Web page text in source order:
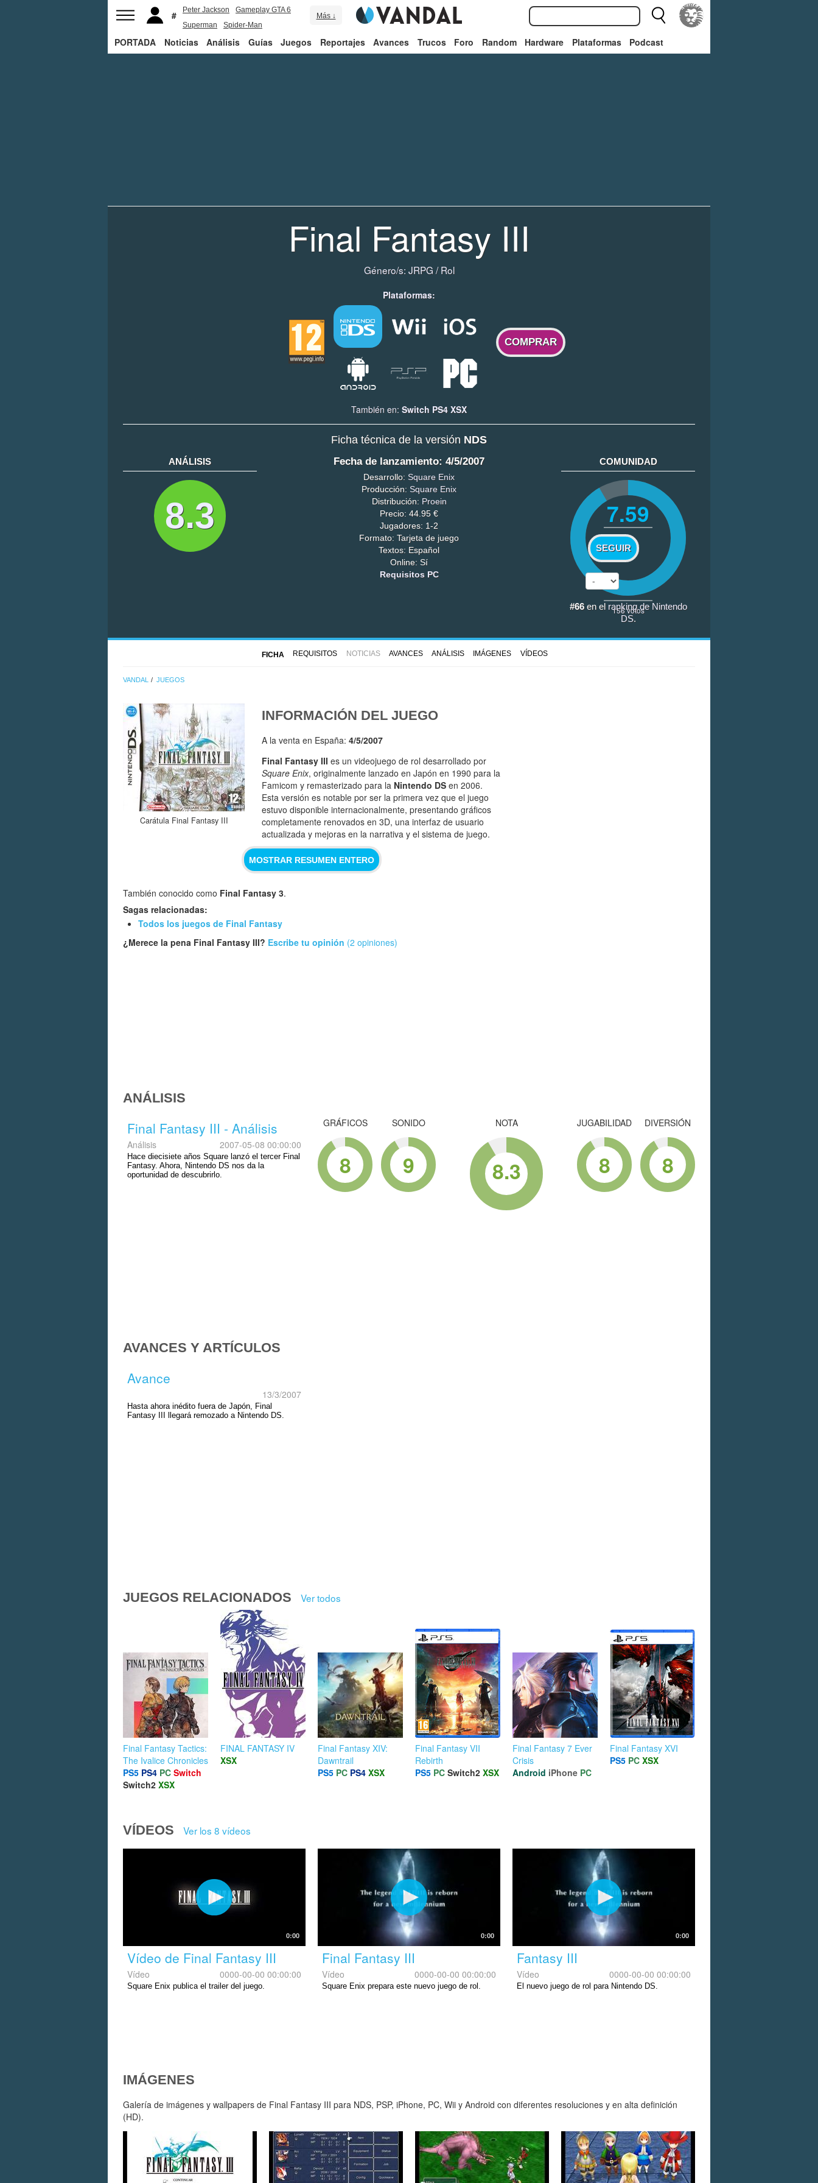
Peter Jackson
Gameplay GTA 6
Superman
Spider-Man
Más ↓
PORTADA Noticias Análisis Guías Juegos Reportajes Avances Trucos Foro Random Hardware Plataformas Podcast
Final Fantasy III
Género/s: JRPG /Rol
Plataformas:
COMPRAR
También en: Switch PS4 XSX
Ficha técnica de la versión NDS
ANÁLISIS
8.3
Fecha de lanzamiento: 4/5/2007
Desarrollo: Square Enix
Producción: Square Enix
Distribución: Proein
Precio: 44.95 €
Jugadores: 1-2
Formato: Tarjeta de juego
Textos: Español
Online: Sí
Requisitos PC
COMUNIDAD
7.59
SEGUIR
156votos
#66en el ranking de Nintendo
DS.
FICHA REQUISITOS NOTICIAS AVANCES ANÁLISIS IMÁGENES VÍDEOS
VANDAL JUEGOS
Carátula Final Fantasy III
INFORMACIÓN DEL JUEGO
A la venta en España: 4/5/2007
Final Fantasy III es un videojuego de rol desarrollado por
Square Enix, originalmente lanzado en Japón en 1990 para la
Famicom y remasterizado para la Nintendo DS en 2006.
Esta versión es notable por ser la primera vez que el juego
estuvo disponible internacionalmente, presentando gráficos
completamente renovados en 3D, una interfaz de usuario
actualizada y mejoras en la narrativa y el sistema de juego.
MOSTRAR RESUMEN ENTERO
También conocido como Final Fantasy 3.
Sagas relacionadas:
Todos los juegos de Final Fantasy
¿Merece la pena Final Fantasy III? Escribe tu opinión (2 opiniones)
ANÁLISIS
Final Fantasy III - Análisis
Análisis 2007-05-08 00:00:00
Hace diecisiete años Square lanzó el tercer Final
Fantasy. Ahora, Nintendo DS nos da la
oportunidad de descubrirlo.
GRÁFICOS
8
SONIDO
9
NOTA
8.3
DIVERSIÓN
8
JUGABILIDAD
8
AVANCES Y ARTÍCULOS
Avance
13/3/2007
Hasta ahora inédito fuera de Japón, Final
Fantasy III llegará remozado a Nintendo DS.
JUEGOS RELACIONADOS Ver todos
Final Fantasy Tactics:
The Ivalice Chronicles
PS5 PS4 PC Switch
Switch2 XSX
FINAL FANTASY IV
XSX
Final Fantasy XIV:
Dawntrail
PS5 PC PS4 XSX
Final Fantasy VII
Rebirth
PS5 PC Switch2 XSX
Final Fantasy 7 Ever
Crisis
Android iPhone PC
Final Fantasy XVI
PS5 PC XSX
VÍDEOS Ver los 8 vídeos
0:00
Vídeo de Final Fantasy III
Vídeo 0000-00-00 00:00:00
Square Enix publica el trailer del juego.
0:00
Final Fantasy III
Vídeo 0000-00-00 00:00:00
Square Enix prepara este nuevo juego de rol.
0:00
Fantasy III
Vídeo 0000-00-00 00:00:00
El nuevo juego de rol para Nintendo DS.
IMÁGENES
Galería de imágenes y wallpapers de Final Fantasy III para NDS, PSP, iPhone, PC, Wii y Android con diferentes resoluciones y en alta definición
(HD).